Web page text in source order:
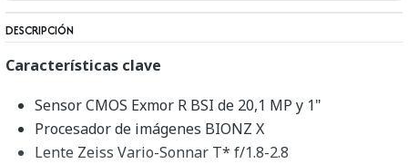
DESCRIPCIÓN
Características clave
Sensor CMOS Exmor R BSI de 20,1 MP y 1"
Procesador de imágenes BIONZ X
Lente Zeiss Vario-Sonnar T* f/1.8-2.8